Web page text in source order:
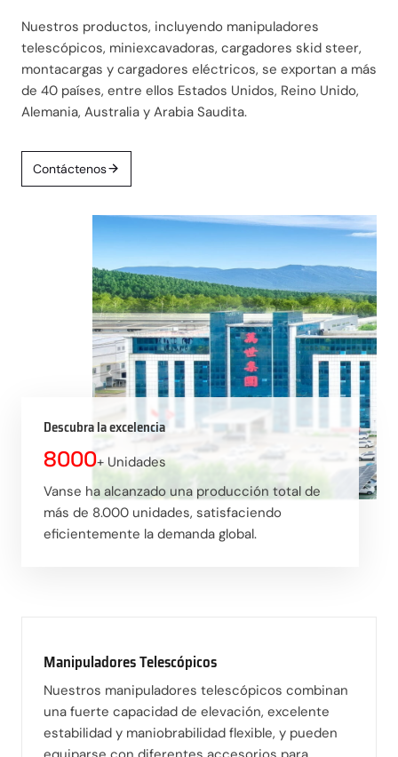
Nuestros productos, incluyendo manipuladores
telescópicos, miniexcavadoras, cargadores skid steer,
montacargas y cargadores eléctricos, se exportan a más
de 40 países, entre ellos Estados Unidos, Reino Unido,
Alemania, Australia y Arabia Saudita.
Contáctenos
Descubra la excelencia
8000+ Unidades
Vanse ha alcanzado una producción total de
más de 8.000 unidades, satisfaciendo
eficientemente la demanda global.
Manipuladores Telescópicos
Nuestros manipuladores telescópicos combinan
una fuerte capacidad de elevación, excelente
estabilidad y maniobrabilidad flexible, y pueden